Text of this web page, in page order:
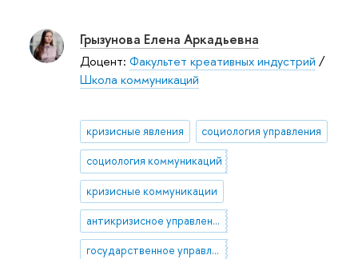
Грызунова Елена Аркадьевна
Доцент: Факультет креативных индустрий /
Школа коммуникаций
кризисные явления социология управления
социология коммуникаций
кризисные коммуникации
антикризисное управление
государственное управление